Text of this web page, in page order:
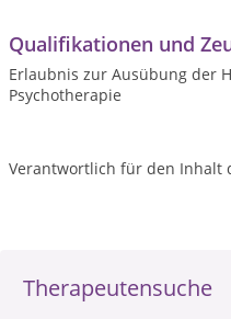
Therapeutensuche
Qualifikationen und
Erlaubnis zur Ausübung der
Psychotherapie
Verantwortlich für den Inhalt